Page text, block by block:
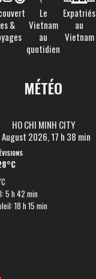
es &
Le
Vietnam
au
quotidien
Expatriés
au
Vietnam
MÉTÉO
HO CHI MINH CITY
August 2026, 17 h 38 min
5 h 42 min
18 h 15 min